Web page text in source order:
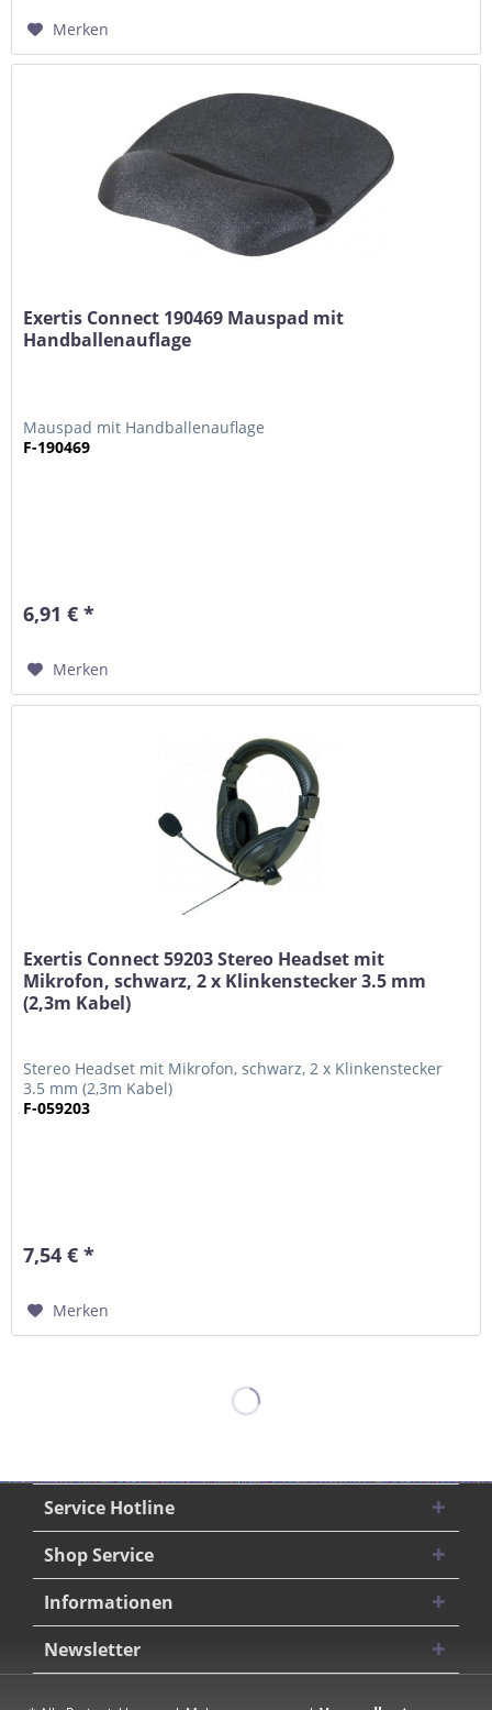
Merken
Exertis Connect 190469 Mauspad mit
Handballenauflage
Mauspad mit Handballenauflage
F-190469
6,91 € *
Merken
Exertis Connect 59203 Stereo Headset mit
Mikrofon, schwarz, 2 x Klinkenstecker 3.5 mm
(2,3m Kabel)
Stereo Headset mit Mikrofon, schwarz, 2 x Klinkenstecker
3.5 mm (2,3m Kabel)
F-059203
7,54 € *
Merken
Service Hotline
Shop Service
Informationen
Newsletter